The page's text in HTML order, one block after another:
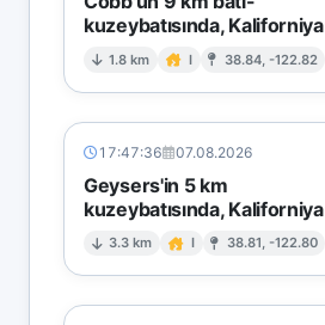
kuzeybatısında, Kaliforniya
1.8 km I 38.84, -122.82
17:47:36 07.08.2026
Geysers'in 5 km
kuzeybatısında, Kaliforniya
3.3 km I 38.81, -122.80